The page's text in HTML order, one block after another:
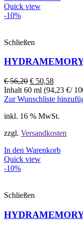
Quick view
-10%
Schließen
€56,20 € 50,58
Inhalt 60 ml (94,23 €/
Zur Wunschliste
inkl. 16 % MwSt.
zzgl. Versandkosten
In den Warenkorb
Quick view
-10%
Schließen